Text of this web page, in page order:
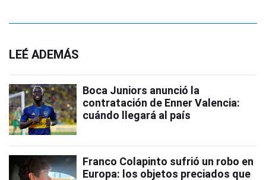
LEÉ ADEMÁS
Boca Juniors anunció la
contratación de Enner Valencia:
cuándo llegará al país
Franco Colapinto sufrió un robo en
Europa: los objetos preciados que